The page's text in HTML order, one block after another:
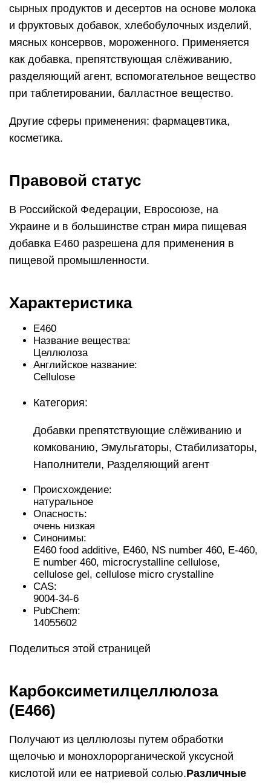
сырных продуктов и десертов на основе молока
и фруктовых добавок, хлебобулочных изделий,
мясных консервов, мороженного. Применяется
как добавка, препятствующая слёживанию,
разделяющий агент, вспомогательное вещество
при таблетировании, балластное вещество.
Другие сферы применения: фармацевтика,
косметика.
Правовой статус
В Российской Федерации, Евросоюзе, на
Украине и в большинстве стран мира пищевая
добавка Е460 разрешена для применения в
пищевой промышленности.
Характеристика
E460
Название вещества:
Целлюлоза
Английское название:
Cellulose
Категория:
Добавки препятствующие слёживанию и
комкованию, Эмульгаторы, Стабилизаторы,
Наполнители, Разделяющий агент
Происхождение:
натуральное
Опасность:
очень низкая
Синонимы:
E460 food additive, Е460, NS number 460, Е-460,
E number 460, microcrystalline cellulose,
cellulose gel, cellulose micro crystalline
CAS:
9004-34-6
PubChem:
14055602
Поделиться этой страницей
Карбоксиметилцеллюлоза
(E466)
Получают из целлюлозы путем обработки
щелочью и монохлорорганической уксусной
кислотой или ее натриевой солью.Различные